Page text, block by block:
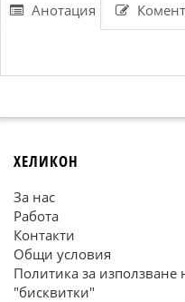
Анотация
ХЕЛИКОН
За нас
Работа
Контакти
Общи условия
Политика за използване
"бисквитки"